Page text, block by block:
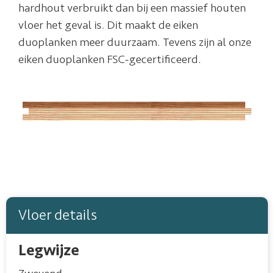
hardhout verbruikt dan bij een massief houten
vloer het geval is. Dit maakt de eiken
duoplanken meer duurzaam. Tevens zijn al onze
eiken duoplanken FSC-gecertificeerd.
Vloer details
Legwijze